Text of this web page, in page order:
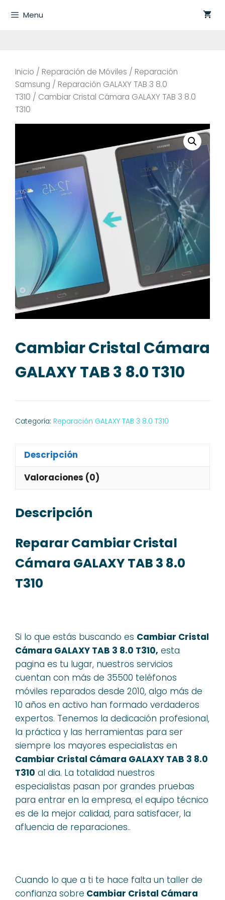
Menu
Inicio / Reparación de Móviles / Reparación
Samsung / Reparación GALAXY TAB 3 8.0
T310 / Cambiar Cristal Cámara GALAXY TAB 3 8.0
T310
Cambiar Cristal Cámara
GALAXY TAB 3 8.0 T310
Categoría: Reparación GALAXY TAB 3 8.0 T310
Descripción
Valoraciones (0)
Descripción
Reparar Cambiar Cristal
Cámara GALAXY TAB 3 8.0
T310
Si lo que estás buscando es Cambiar Cristal
Cámara GALAXY TAB 3 8.0 T310, esta
pagina es tu lugar, nuestros servicios
cuentan con más de 35500 teléfonos
móviles reparados desde 2010, algo más de
10 años en activo han formado verdaderos
expertos. Tenemos la dedicación profesional,
la práctica y las herramientas para ser
siempre los mayores especialistas en
Cambiar Cristal Cámara GALAXY TAB 3 8.0
T310 al dia. La totalidad nuestros
especialistas pasan por grandes pruebas
para entrar en la empresa, el equipo técnico
es de la mejor calidad, para satisfacer, la
afluencia de reparaciones..
Cuando lo que a ti te hace falta un taller de
confianza sobre Cambiar Cristal Cámara